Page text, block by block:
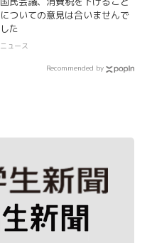
についての意見は合いませんで
した
ニュース
Recommended by